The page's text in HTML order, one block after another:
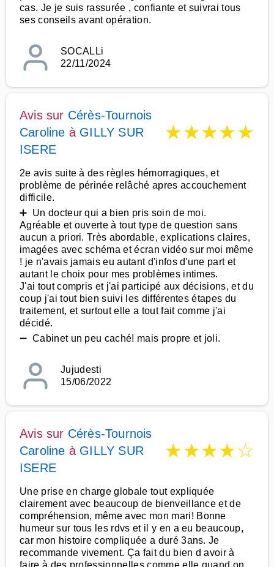
cas. Je je suis rassurée , confiante et suivrai tous
ses conseils avant opération.
SOCALLi
22/11/2024
Avis sur Cérès-Tournois
Caroline à GILLY SUR
ISERE
★★★★★
2e avis suite à des règles hémorragiques, et
problème de périnée relâché apres accouchement
difficile.
➕ Un docteur qui a bien pris soin de moi.
Agréable et ouverte à tout type de question sans
aucun a priori. Très abordable, explications claires,
imagées avec schéma et écran vidéo sur moi même
! je n'avais jamais eu autant d'infos d'une part et
autant le choix pour mes problèmes intimes.
J'ai tout compris et j'ai participé aux décisions, et du
coup j'ai tout bien suivi les différentes étapes du
traitement, et surtout elle a tout fait comme j'ai
décidé.
➖ Cabinet un peu caché! mais propre et joli.
Jujudesti
15/06/2022
Avis sur Cérès-Tournois
Caroline à GILLY SUR
ISERE
★★★★☆
Une prise en charge globale tout expliquée
clairement avec beaucoup de bienveillance et de
compréhension, même avec mon mari! Bonne
humeur sur tous les rdvs et il y en a eu beaucoup,
car mon histoire compliquée a duré 3ans. Je
recommande vivement. Ça fait du bien d avoir à
faire à des professionnelles comme elle quand on